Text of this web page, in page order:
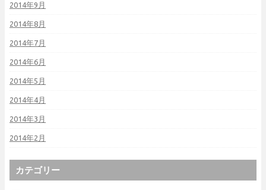
2014年9月
2014年8月
2014年7月
2014年6月
2014年5月
2014年4月
2014年3月
2014年2月
カテゴリー